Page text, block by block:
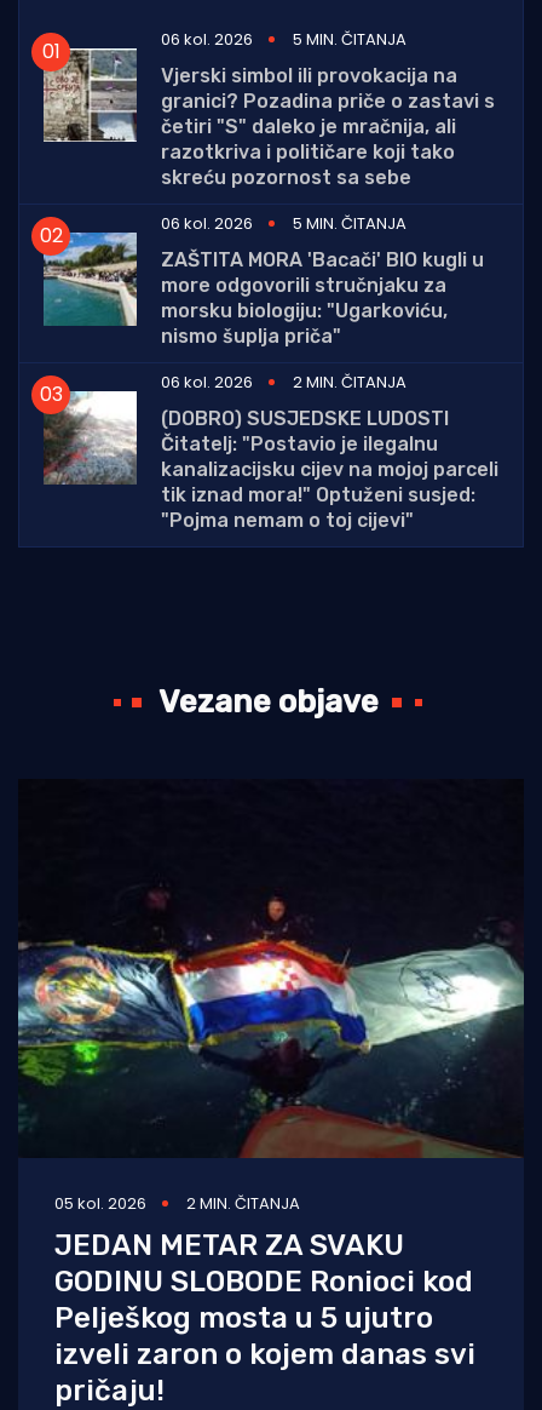
06 kol. 2026
5 MIN. ČITANJA
Vjerski simbol ili provokacija na
granici? Pozadina priče o zastavi s
četiri "S" daleko je mračnija, ali
razotkriva i političare koji tako
skreću pozornost sa sebe
06 kol. 2026
5 MIN. ČITANJA
ZAŠTITA MORA 'Bacači' BIO kugli u
more odgovorili stručnjaku za
morsku biologiju: "Ugarkoviću,
nismo šuplja priča"
06 kol. 2026
2 MIN. ČITANJA
(DOBRO) SUSJEDSKE LUDOSTI
Čitatelj: "Postavio je ilegalnu
kanalizacijsku cijev na mojoj parceli
tik iznad mora!" Optuženi susjed:
"Pojma nemam o toj cijevi"
Vezane objave
05 kol. 2026 2 MIN. ČITANJA
JEDAN METAR ZA SVAKU
GODINU SLOBODE Ronioci kod
Pelješkog mosta u 5 ujutro
izveli zaron o kojem danas svi
pričaju!